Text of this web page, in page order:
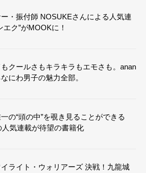
ー・振付師 NOSUKEさんによる人気連
エク”がMOOKに！
クールさもキラキラもエモさも。anan
にわ男子の魅力全部。
の“頭の中”を覗き見ることができる
人気連載が待望の書籍化
イライト・ウォリアーズ 決戦！九龍城